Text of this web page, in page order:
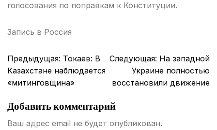
голосования по поправкам к Конституции.
Запись в Россия
Навигация
по
Предыдущая: Токаев: В
Казахстане наблюдается
«митинговщина»
Следующая: На западной
Украине полностью
восстановили движение
Добавить комментарий
Ваш адрес email не будет опубликован.